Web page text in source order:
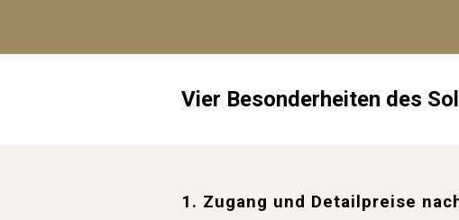
Vier Besonderheiten des
1. Zugang und Detailpreise